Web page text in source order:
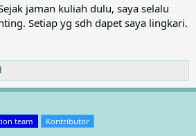
jaman kuliah dulu, saya selalu
Setiap yg sdh dapet saya lingkari.
team Kontributor